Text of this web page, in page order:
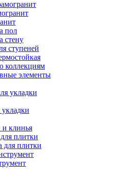
пол
стену
ступеней
коллекциям
элементы
и клинья
плитки
для плитки